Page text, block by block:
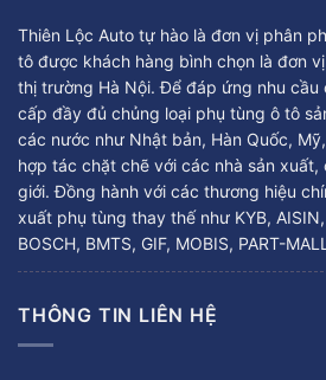
Thiên Lộc Auto tự hào là đơn vị phân
tô được khách hàng bình chọn là đơn
thị trường Hà Nội. Để đáp ứng nhu cầu
cấp đầy đủ chủng loại phụ tùng ô tô
các nước như Nhật bản, Hàn Quốc,
hợp tác chặt chẽ với các nhà sản
giới. Đồng hành với các thương hiệu
xuất phụ tùng thay thế như KYB, AISIN,
BOSCH, BMTS, GIF, MOBIS, PART-
THÔNG TIN LIÊN HỆ